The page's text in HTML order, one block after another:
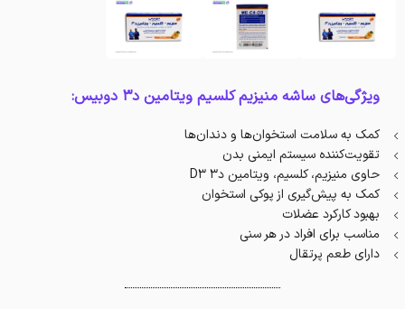
ویژگی‌های ساشه منیزیم کلسیم ویتامین د۳ دوبیس:
کمک به سلامت استخوان‌ها و دندان‌ها
تقویت‌کننده‌ سیستم ایمنی بدن
حاوی منيزيم، كلسيم، ويتامين د٣ D3
کمک به پیش‌گیری از پوکی استخوان
بهبود کارکرد عضلات
مناسب برای افراد در هر سنی
دارای طعم پرتقال